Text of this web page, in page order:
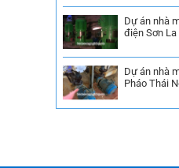
Dự án nhà
điện Sơn La
Dự án nhà
Pháo Thái